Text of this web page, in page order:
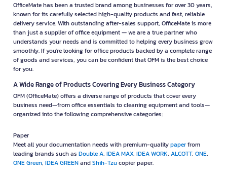
OfficeMate has been a trusted brand among businesses for over 30 years,
known for its carefully selected high-quality products and fast, reliable
delivery service. With outstanding after-sales support, OfficeMate is more
than just a supplier of office equipment — we are a true partner who
understands your needs and is committed to helping every business grow
smoothly. If you're looking for office products backed by a complete range
of goods and services, you can be confident that OFM is the best choice
for you.
A Wide Range of Products Covering Every Business Category
OFM (OfficeMate) offers a diverse range of products that cover every
business need—from office essentials to cleaning equipment and tools—
organized into the following comprehensive categories:
Paper
Meet all your documentation needs with premium-qualitypaperfrom
leading brands such as Double A, IDEA MAX, IDEA WORK, ALCOTT, ONE,
ONE Green, IDEA GREENandShih-Tzucopier paper.